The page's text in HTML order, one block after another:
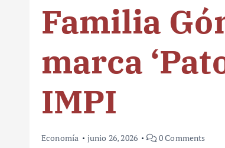
Familia
marca
IMPI
Economía junio 26, 2026 0 Comments